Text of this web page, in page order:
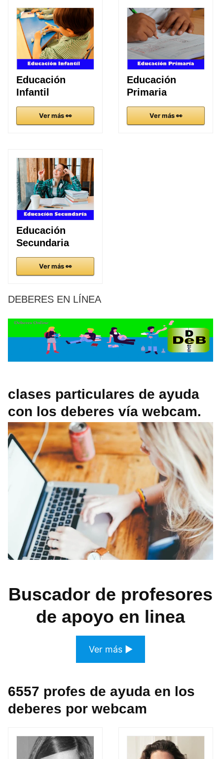
Educación
Infantil
Ver más 👀
Educación
Primaria
Ver más 👀
Educación
Secundaria
Ver más 👀
DEBERES EN LÍNEA
clases particulares de ayuda
con los deberes vía webcam.
Buscador de profesores
de apoyo en linea
Ver más ▶
6557 profes de ayuda en los
deberes por webcam